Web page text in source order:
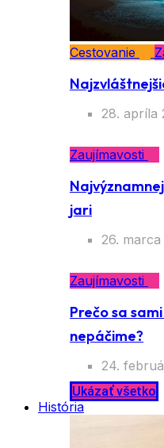
28. apríla
Zaujímavosti
26. marca
Zaujímavosti
Prečo sa
nepáčime?
24.